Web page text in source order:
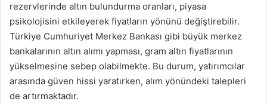
rezervlerinde altın bulundurma oranları, piyasa
psikolojisini etkileyerek fiyatların yönünü değiştirebilir.
Türkiye Cumhuriyet Merkez Bankası gibi büyük merkez
bankalarının altın alımı yapması, gram altın fiyatlarının
yükselmesine sebep olabilmekte. Bu durum, yatırımcılar
arasında güven hissi yaratırken, alım yönündeki talepleri
de artırmaktadır.